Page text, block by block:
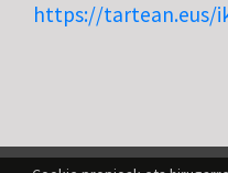
https://tartean.eus/